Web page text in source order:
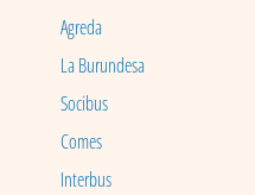
Agreda
La Burundesa
Socibus
Comes
Interbus